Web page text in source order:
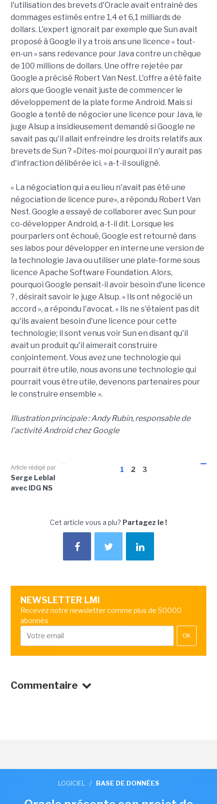
l'utilisation des brevets d'Oracle avait entrainé des
dommages estimés entre 1,4 et 6,1 milliards de
dollars. L'expert ignorait par exemple que Sun avait
proposé à Google il y a trois ans une licence « tout-
en-un » sans redevance pour Java contre un chèque
de 100 millions de dollars. Une offre rejetée par
Google a précisé Robert Van Nest. L'offre a été faite
alors que Google venait juste de commencer le
développement de la plate forme Android. Mais si
Google a tenté de négocier une licence pour Java, le
juge Alsup a insidieusement demandé si Google ne
savait pas qu'il allait enfreindre les droits relatifs aux
brevets de Sun ? «Dites-moi pourquoi il n'y aurait pas
d'infraction délibérée ici. » a-t-il souligné.
« La négociation qui a eu lieu n'avait pas été une
négociation de licence pure», a répondu Robert Van
Nest. Google a essayé de collaborer avec Sun pour
co-développer Android, a-t-il dit. Lorsque les
pourparlers ont échoué, Google est retourné dans
ses labos pour développer en interne une version de
la technologie Java ou utiliser une plate-forme sous
licence Apache Software Foundation. Alors,
pourquoi Google pensait-il avoir besoin d'une licence
? , désirait savoir le juge Alsup. « Ils ont négocié un
accord », a répondu l'avocat. « Ils ne s'étaient pas dit
qu'ils avaient besoin d'une licence pour cette
technologie; il sont venus voir Sun en disant qu'il
avait un produit qu'il aimerait construire
conjointement. Vous avez une technologie qui
pourrait être utile, nous avons une technologie qui
pourrait vous être utile, devenons partenaires pour
le construire ensemble ».
Illustration principale : Andy Rubin, responsable de
l'activité Android chez Google
1 2 3
Article rédigé par
Serge Leblal
avec IDG NS
Cet article vous a plu? Partagez le !
NEWSLETTER LMI
Recevez notre newsletter comme plus de 50000
abonnés
OK
Commentaire
LOGICIEL / BASE DE DONNÉES